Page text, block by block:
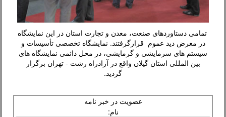
تمامی دستاوردهای صنعت، معدن و تجارت استان در این نمایشگاه
در معرض دید عموم قرارگرفتند. نمایشگاه تخصصی تأسیسات و
سیستم های سرمایشی و گرمایشی، در محل دائمی نمایشگاه های
بین المللی استان گیلان واقع در آزادراه رشت - تهران برگزار
گردید.
عضویت در خبر نامه
نام: